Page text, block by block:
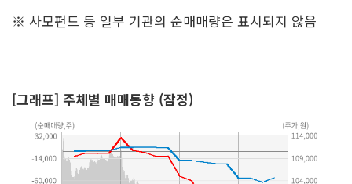
※ 사모펀드 등 일부 기관의 순매매량은 표시되지 않음
[그래프] 주체별 매매동향 (잠정)